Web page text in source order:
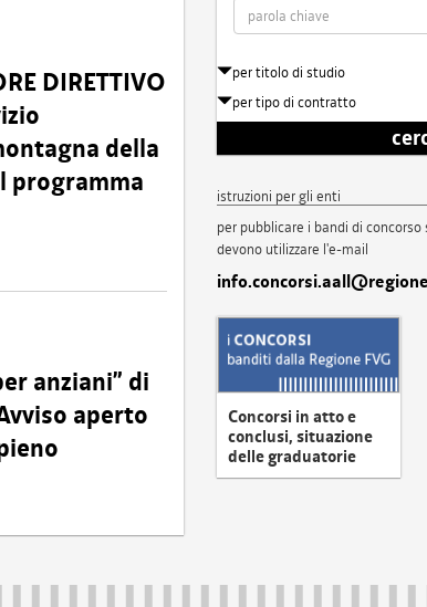
DIRETTIVO
della
programma
anziani” di
aperto
per titolo di studio
per tipo di contratto
istruzioni per gli enti
per pubblicare i bandi di
devono utilizzare l'e-mail
Concorsi in atto e
conclusi, situazione
delle graduatorie